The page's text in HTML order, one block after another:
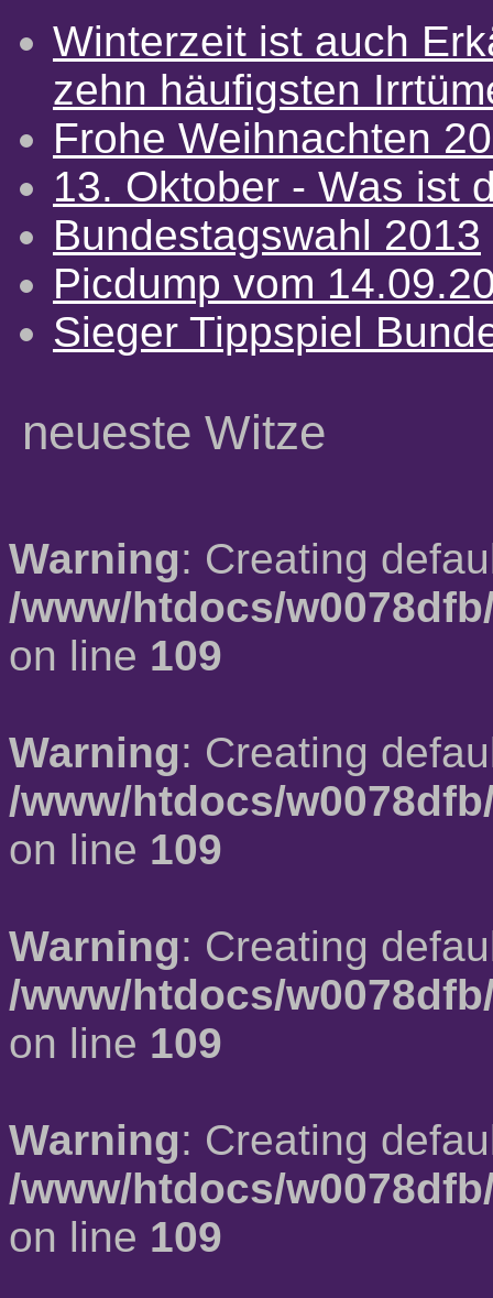
Winterzeit ist auch
zehn häufigsten
Frohe Weihnachten
13. Oktober - Was ist
Bundestagswahl 2013
Picdump vom
Sieger Tippspiel
neueste Witze
Warning: Creating
/www/htdocs/
on line 109
Warning: Creating
/www/htdocs/
on line 109
Warning: Creating
/www/htdocs/
on line 109
Warning: Creating
/www/htdocs/
on line 109